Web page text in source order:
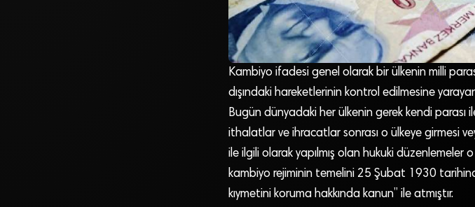
Kambiyo ifadesi genel olarak bir ülkenin milli
dışındaki hareketlerinin kontrol edilmesine
Bugün dünyadaki her ülkenin gerek kendi parası
ithalatlar ve ihracatlar sonrası o ülkeye girmesi
ile ilgili olarak yapılmış olan hukuki düzenlemeler
kambiyo rejiminin temelini 25 Şubat 1930
kıymetini koruma hakkında kanun” ile atmıştır.